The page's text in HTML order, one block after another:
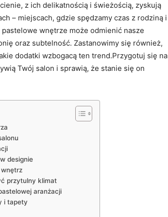
z ich delikatnością i świeżością, zyskują
– miejscach, gdzie spędzamy czas z rodziną i
wnętrze może odmienić nasze
oraz subtelność. Zastanowimy się również,
dodatki wzbogacą ten trend.Przygotuj się na
Twój salon i sprawią, że stanie się on
designie
wnętrz
przytulny klimat
aranżacji
i tapety